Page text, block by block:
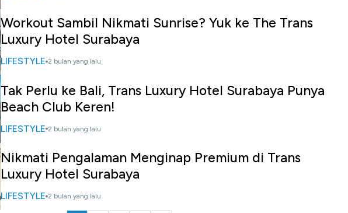
Workout Sambil Nikmati Sunrise? Yuk ke The Trans
Luxury Hotel Surabaya
LIFESTYLE 2 bulan yang lalu
Tak Perlu ke Bali, Trans Luxury Hotel Surabaya Punya
Beach Club Keren!
LIFESTYLE 2 bulan yang lalu
Nikmati Pengalaman Menginap Premium di Trans
Luxury Hotel Surabaya
LIFESTYLE 2 bulan yang lalu